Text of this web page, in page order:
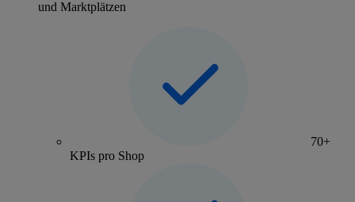
und Marktplätzen
70+
KPIs pro Shop